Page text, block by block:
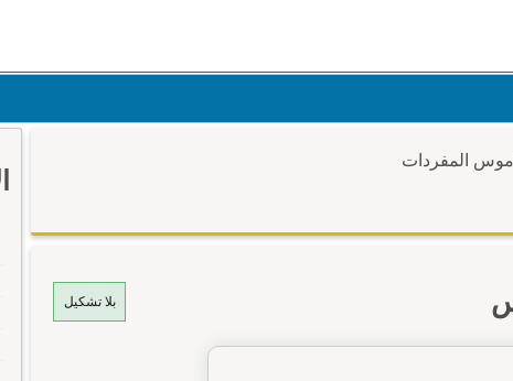
المفردات
بلا تشكيل